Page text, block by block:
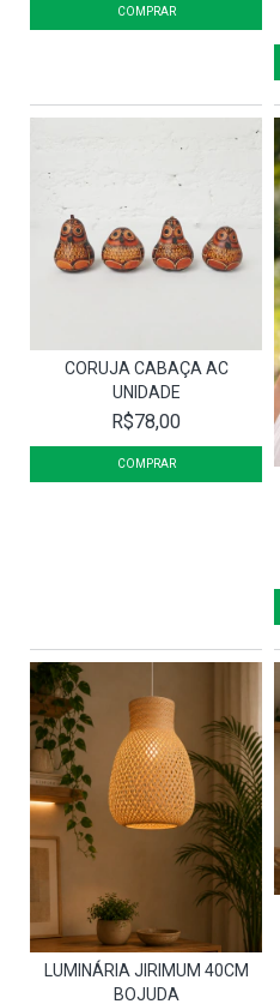
CORUJA CABAÇA AC
UNIDADE
R$78,00
LUMINÁRIA JIRIMUM 40CM
BOJUDA